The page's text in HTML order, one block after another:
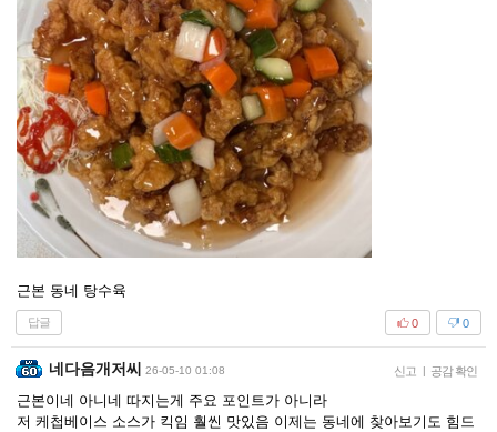
근본 동네 탕수육
답글 0
0
네다음개저씨 26-05-10 01:08 신고 공감 확인
근본이네 아니네 따지는게 주요 포인트가 아니라
저 케첩베이스 소스가 킥임 훨씬 맛있음 이제는 동네에 찾아보기도 힘드